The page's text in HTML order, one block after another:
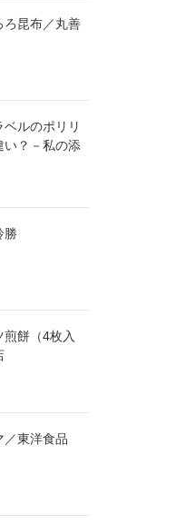
ろ昆布／丸善
ルのポリリ
い？－私の添
勝
煎餅（4枚入
／東洋食品